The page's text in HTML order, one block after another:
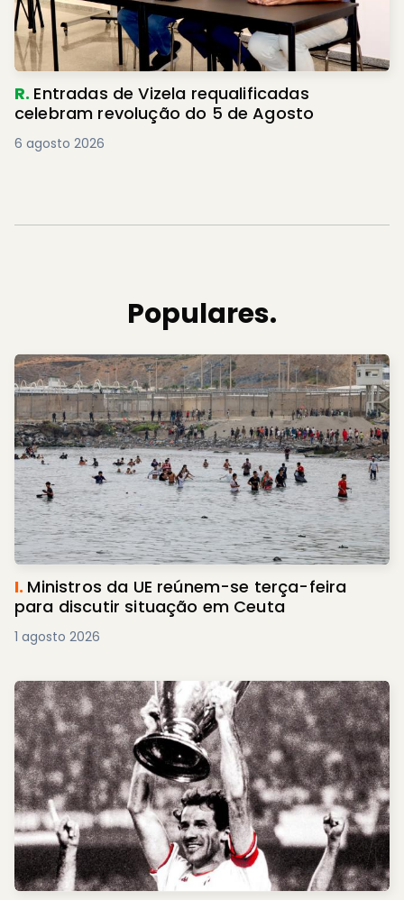
R. Entradas de Vizela requalificadas
celebram revolução do 5 de Agosto
6 agosto 2026
Populares.
I. Ministros da UE reúnem-se terça-feira
para discutir situação em Ceuta
1 agosto 2026